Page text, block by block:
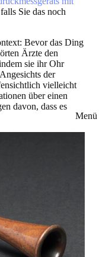
Menü
Sie das noch
Bevor das Ding
Ärzte den
sie ihr Ohr
der
vielleicht
über einen
davon, dass es